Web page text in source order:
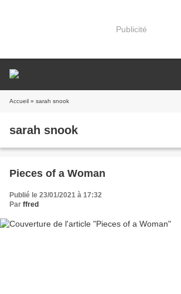
Publicité
Accueil » sarah snook
sarah snook
Pieces of a Woman
Publié le 23/01/2021 à 17:32
Par ffred